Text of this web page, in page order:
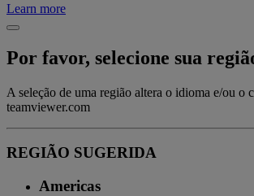
Learn more
Por favor, selecione sua
A seleção de uma região altera o idioma e/ou o
teamviewer.com
REGIÃO SUGERIDA
Americas